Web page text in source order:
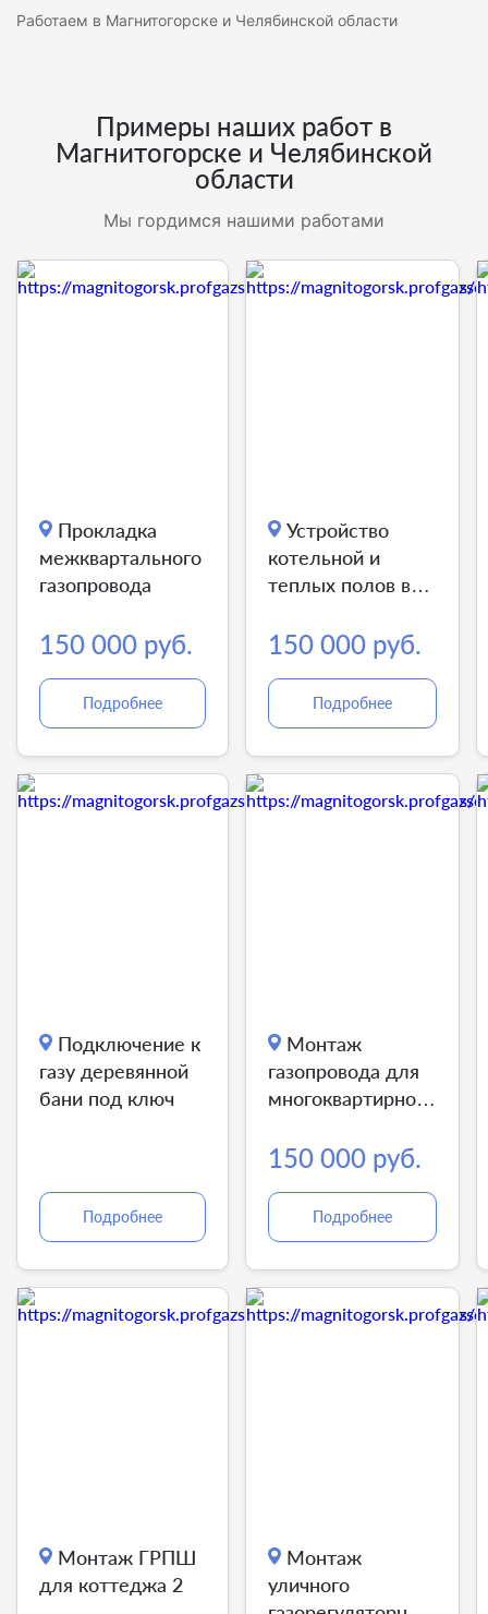
Работаем в Магнитогорске и Челябинской области
Примеры наших работ в
Магнитогорске и Челябинской
области
Мы гордимся нашими работами
Прокладка
межквартального
газопровода
150 000 руб.
Подробнее
Устройство
котельной и
теплых полов в
бане
150 000 руб.
Подробнее
Подключение к
газу деревянной
бани под ключ
Подробнее
Монтаж
газопровода для
многоквартирного
150 000 руб.
Подробнее
Монтаж ГРПШ
для коттеджа 2
Монтаж
уличного